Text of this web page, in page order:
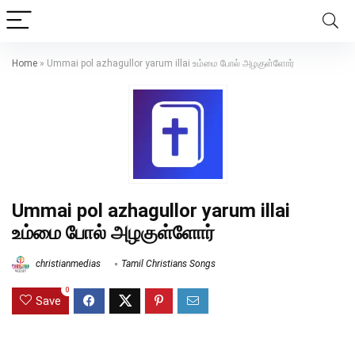
Home » Ummai pol azhagullor yarum illai உம்மை போல் அழகுள்ளோர்
Ummai pol azhagullor yarum illai
உம்மை போல் அழகுள்ளோர்
christianmedias Tamil Christians Songs
Save
0